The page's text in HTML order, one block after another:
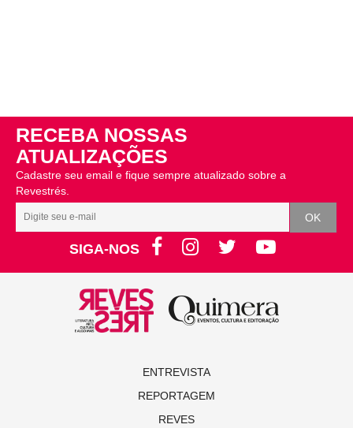
RECEBA NOSSAS
ATUALIZAÇÕES
Cadastre seu email e fique sempre atualizado sobre a
Revestrés.
SIGA-NOS
ENTREVISTA
REPORTAGEM
REVES